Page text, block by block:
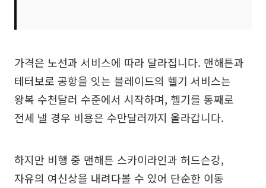
가격은 노선과 서비스에 따라 달라집니다. 맨해튼과
테터보로 공항을 잇는 블레이드의 헬기 서비스는
왕복 수천달러 수준에서 시작하며, 헬기를 통째로
전세 낼 경우 비용은 수만달러까지 올라갑니다.
하지만 비행 중 맨해튼 스카이라인과 허드슨강,
자유의 여신상을 내려다볼 수 있어 단순한 이동